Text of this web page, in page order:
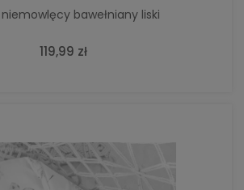
niemowlęcy bawełniany liski
119,99 zł